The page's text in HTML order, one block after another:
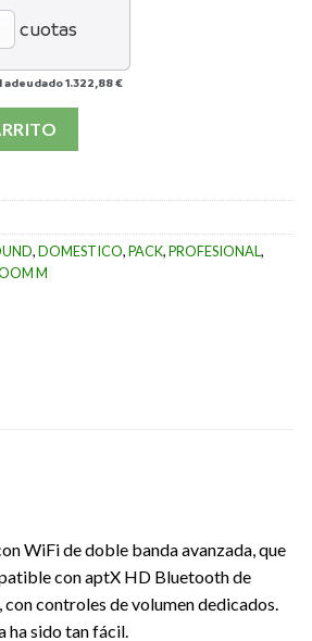
cuotas
1.322,88 €
1 cantidad
,DOMESTICO,PACK,PROFESIONAL,
M
WiFi de doble banda avanzada, que
con aptX HD Bluetooth de
controles de volumen dedicados.
ha sido tan fácil.